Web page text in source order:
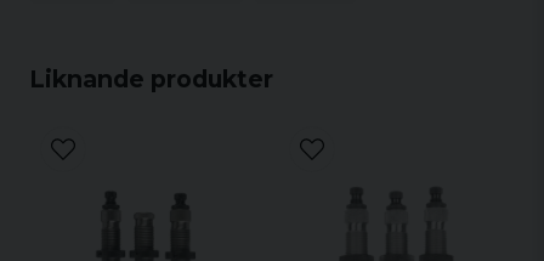
Liknande produkter